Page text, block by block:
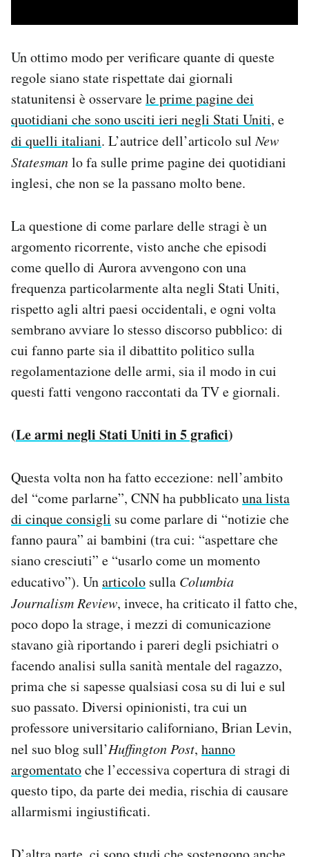
Un ottimo modo per verificare quante di queste
regole siano state rispettate dai giornali
statunitensi è osservarele prime pagine dei
quotidiani che sono usciti ieri negli Stati Uniti, e
di quelli italiani. L’autrice dell’articolo sulNew
Statesmanlo fa sulle prime pagine dei quotidiani
inglesi, che non se la passano molto bene.
La questione di come parlare delle stragi è un
argomento ricorrente, visto anche che episodi
come quello di Aurora avvengono con una
frequenza particolarmente alta negli Stati Uniti,
rispetto agli altri paesi occidentali, e ogni volta
sembrano avviare lo stesso discorso pubblico: di
cui fanno parte sia il dibattito politico sulla
regolamentazione delle armi, sia il modo in cui
questi fatti vengono raccontati da TV e giornali.
(Le armi negli Stati Uniti in 5 grafici)
Questa volta non ha fatto eccezione: nell’ambito
del “come parlarne”, CNN ha pubblicatouna lista
di cinque consigli su come parlare di “notizie che
fanno paura” ai bambini (tra cui: “aspettare che
siano cresciuti” e “usarlo come un momento
educativo”). Unarticolo sulla Columbia
Journalism Review, invece, ha criticato il fatto che,
poco dopo la strage, i mezzi di comunicazione
stavano già riportando i pareri degli psichiatri o
facendo analisi sulla sanità mentale del ragazzo,
prima che si sapesse qualsiasi cosa su di lui e sul
suo passato. Diversi opinionisti, tra cui un
professore universitario californiano, Brian Levin,
nel suo blog sull’Huffington Post, hanno
argomentatoche l’eccessiva copertura di stragi di
questo tipo, da parte dei media, rischia di causare
allarmismi ingiustificati.